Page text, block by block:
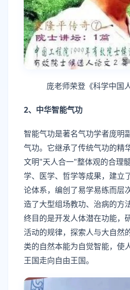
庞老师荣登《科学中国
2、中华智能气功
智能气功是著名气功学者庞明
气功。它继承了传统气功的精
文明"天人合一"整体观的合理
学、医学、哲学等成果，建立
论体系，编创了易学易练而层
造了大型组场教功、治病的方
终目的是开发人体潜在功能，
活动的规律，探索人与大自然
类的自然本能为自觉智能，使
王国走向自由王国。